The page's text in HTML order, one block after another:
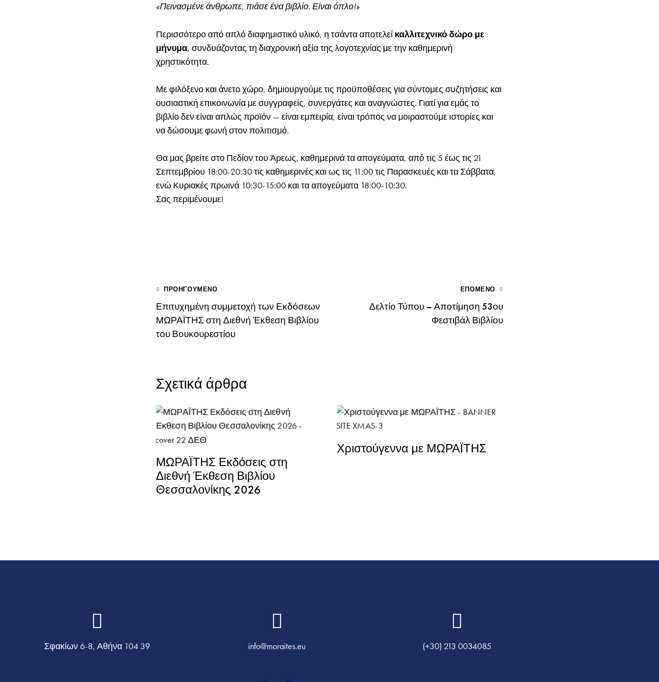
«Πεινασμένε άνθρωπε, πιάσε ένα βιβλίο. Είναι όπλο!»
Περισσότερο από απλό διαφημιστικό υλικό, η τσάντα αποτελεί καλλιτεχνικό δώρο με
μήνυμα, συνδυάζοντας τη διαχρονική αξία της λογοτεχνίας με την καθημερινή
χρηστικότητα.
Με φιλόξενο και άνετο χώρο, δημιουργούμε τις προϋποθέσεις για σύντομες συζητήσεις και
ουσιαστική επικοινωνία με συγγραφείς, συνεργάτες και αναγνώστες. Γιατί για εμάς το
βιβλίο δεν είναι απλώς προϊόν — είναι εμπειρία, είναι τρόπος να μοιραστούμε ιστορίες και
να δώσουμε φωνή στον πολιτισμό.
Θα μας βρείτε στο Πεδίον του Άρεως, καθημερινά τα απογεύματα, από τις 5 έως τις 21
Σεπτεμβρίου 18:00-20:30 τις καθημερινές και ως τις 11:00 τις Παρασκευές και τα Σάββατα,
ενώ Κυριακές πρωινά 10:30-15:00 και τα απογεύματα 18:00-10:30.
Σας περιμένουμε!
ΠΡΟΗΓΟΎΜΕΝΟ
Επιτυχημένη συμμετοχή των Εκδόσεων
ΜΩΡΑΪΤΗΣ στη Διεθνή Έκθεση Βιβλίου
του Βουκουρεστίου
ΕΠΌΜΕΝΟ
Δελτίο Τύπου – Αποτίμηση 53ου
Φεστιβάλ Βιβλίου
Σχετικά άρθρα
ΜΩΡΑΪΤΗΣ Εκδόσεις στη
Διεθνή Έκθεση Βιβλίου
Θεσσαλονίκης 2026
Χριστούγεννα με ΜΩΡΑΪΤΗΣ
Σφακίων 6-8, Αθήνα 104 39 info@moraites.eu (+30) 213 0034085